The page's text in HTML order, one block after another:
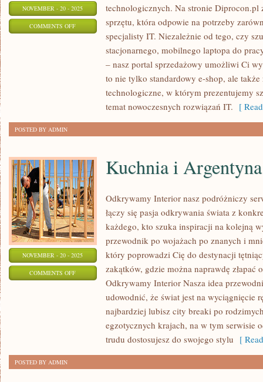
NOVEMBER - 20 - 2025
COMMENTS OFFON
OPROGRAMOWANIE
UŻYTKOWE
technologicznych. Na stronie Diprocon.pl
sprzętu, która odpowie na potrzeby
specjalisty IT. Niezależnie od tego, czy
stacjonarnego, mobilnego laptopa do
– nasz portal sprzedażowy umożliwi Ci
to nie tylko standardowy e-shop, ale
technologiczne, w którym prezentujemy
temat nowoczesnych rozwiązań IT. [
POSTED BY ADMIN
NOVEMBER - 20 - 2025
COMMENTS OFFON
ARGENTYNA
Kuchnia i Argentyna
Odkrywamy Interior nasz podróżniczy
łączy się pasja odkrywania świata z
każdego, kto szuka inspiracji na kolejną
przewodnik po wojażach po znanych i
który poprowadzi Cię do destynacji
zakątków, gdzie można naprawdę złapać
Odkrywamy Interior Nasza idea
udowodnić, że świat jest na wyciągnięcie
najbardziej lubisz city breaki po
egzotycznych krajach, na w tym serwisie
trudu dostosujesz do swojego stylu [
POSTED BY ADMIN